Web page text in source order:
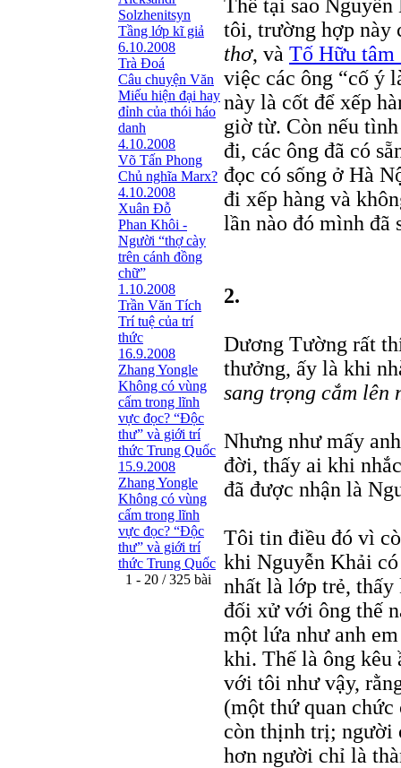
Solzhenitsyn
Tầng lớp kĩ giả
6.10.2008
Trà Đoá
Câu chuyện Văn
Miếu hiện đại hay
đỉnh của thói háo
danh
4.10.2008
Võ Tấn Phong
Chủ nghĩa Marx?
4.10.2008
Xuân Đỗ
Phan Khôi -
Người “thợ cày
trên cánh đồng
chữ”
1.10.2008
Trần Văn Tích
Trí tuệ của trí
thức
16.9.2008
Zhang Yongle
Không có vùng
cấm trong lĩnh
vực đọc? “Ðộc
thư” và giới trí
thức Trung Quốc
15.9.2008
Zhang Yongle
Không có vùng
cấm trong lĩnh
vực đọc? “Ðộc
thư” và giới trí
thức Trung Quốc
1 - 20 / 325 bài
Thế tại sao
tôi, trường hợp này
thơ, và Tố Hữu tâm
việc các ông “cố ý
này là cốt để xếp
giờ từ. Còn nếu
đi, các ông đã có
đọc có sống ở Hà
đi xếp hàng và
lần nào đó mình đã
2.
Dương Tường rất
thưởng, ấy là khi
sang trọng cắm lên
Nhưng như mấy
đời, thấy ai khi
đã được nhận là
Tôi tin điều đó vì
khi Nguyễn Khải
nhất là lớp trẻ,
đối xử với ông thế
một lứa như anh
khi. Thế là ông kêu
với tôi như vậy,
(một thứ quan
còn thịnh trị; người
hơn người chỉ là